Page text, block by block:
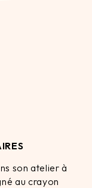
son atelier à
au crayon